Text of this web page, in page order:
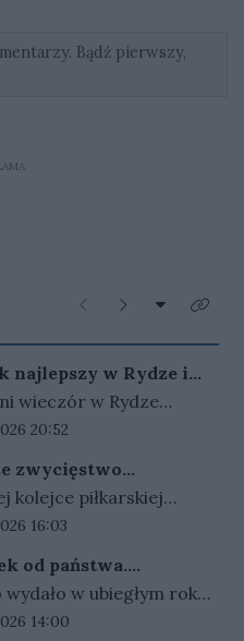
Bądź pierwszy,
Poprzednie
Następne
Rozwiń
Kliknij
najlepszy w Rydze i
ze złotym plastronem!
wieczór w Rydze
Grand Prix Łotwy. W
okazał się być Bartosz
Anders Thomsen był
w łotewskim
artykułu:
20:52
zwycięstwo
Warty
kolejce piłkarskiej
ligi gorzowskie kluby
Gorzowie z Cariną
a takim samym wynikiem
w Katowicach ze
artykułu:
16:03
od państwa.
więcej, niż zarabiamy.
z roku na rok
w ubiegłym roku
złotych. To aż 53
artykułu:
14:00